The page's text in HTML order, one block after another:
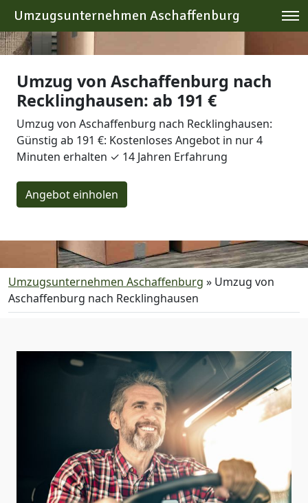
Umzugsunternehmen Aschaffenburg
Umzug von Aschaffenburg nach
Recklinghausen: ab 191 €
Umzug von Aschaffenburg nach Recklinghausen:
Günstig ab 191 €: Kostenloses Angebot in nur 4
Minuten erhalten ✓ 14 Jahren Erfahrung
Angebot einholen
Umzugsunternehmen Aschaffenburg » Umzug von
Aschaffenburg nach Recklinghausen